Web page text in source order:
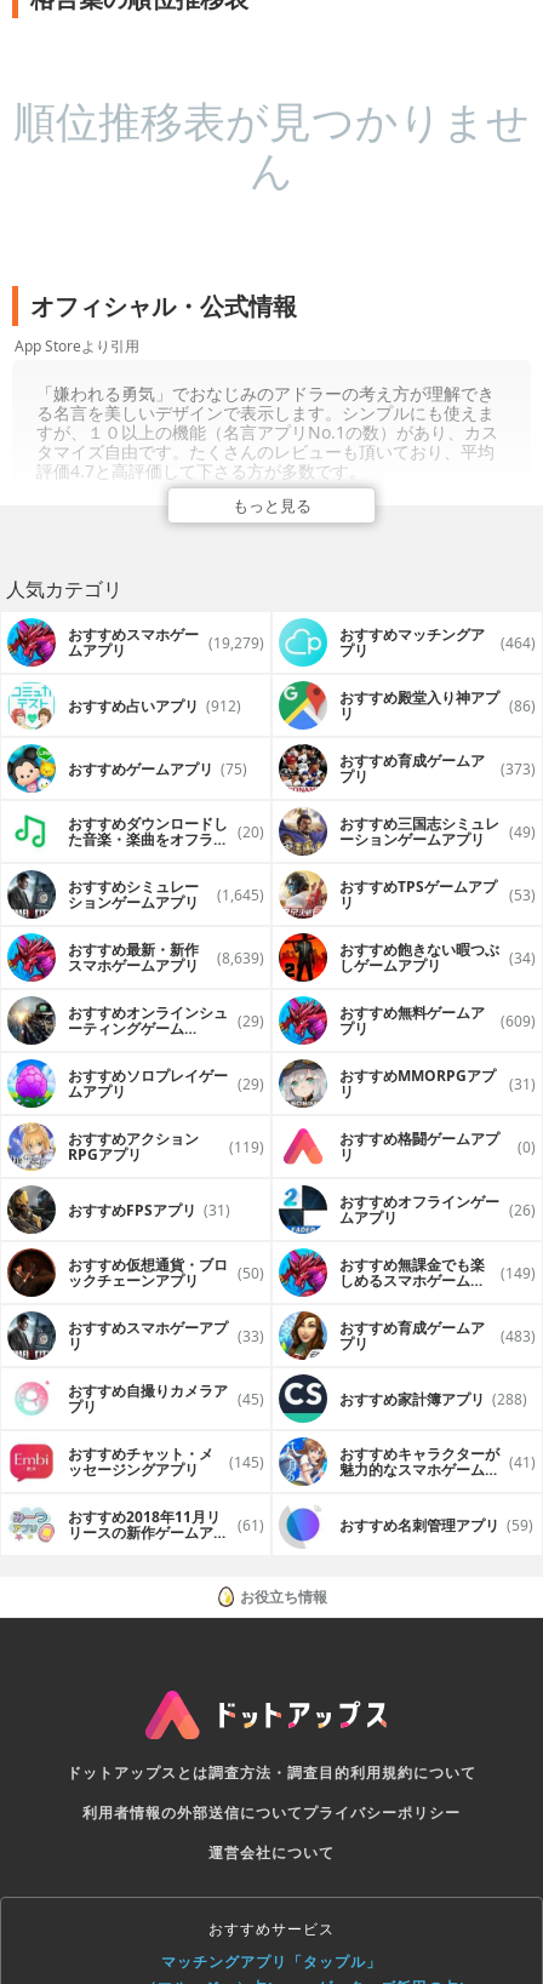
順位推移表が見つかりませ
ん
オフィシャル・公式情報
App Storeより引用
もっと見る
「嫌われる勇気」でおなじみのアドラーの考え方が理解でき
る名言を美しいデザインで表示します。シンプルにも使えま
すが、１０以上の機能（名言アプリNo.1の数）があり、カス
タマイズ自由です。たくさんのレビューも頂いており、平均
評価4.7と高評価して下さる方が多数です。
人気カテゴリ
おすすめスマホゲー
ムアプリ (19,279) おすすめマッチングア
プリ (464)
おすすめ占いアプリ (912) おすすめ殿堂入り神アプ
リ (86)
おすすめゲームアプリ (75) おすすめ育成ゲームア
プリ (373)
おすすめダウンロードし
た音楽・楽曲をオフライ (20) おすすめ三国志シミュレ
ーションゲームアプリ (49)
おすすめシミュレー
ションゲームアプリ (1,645) おすすめTPSゲームアプ
リ (53)
おすすめ最新・新作
スマホゲームアプリ (8,639) おすすめ飽きない暇つぶ
しゲームアプリ (34)
おすすめオンラインシュ
ーティングゲーム (29) おすすめ無料ゲームア
プリ (609)
おすすめソロプレイゲー
ムアプリ (29) おすすめ MMORPGアプ
リ (31)
おすすめアクション
RPGアプリ (119) おすすめ格闘ゲームアプ
リ (0)
おすすめFPSアプリ (31) おすすめオフラインゲー
ムアプリ (26)
おすすめ仮想通貨・ブロ
ックチェーンアプリ (50) おすすめ無課金でも楽
しめるスマホゲームア (149)
おすすめスマホゲーアプ
リ (33) おすすめ育成ゲームア
プリ (483)
おすすめ自撮りカメラア
プリ (45) おすすめ家計簿アプリ (288)
おすすめチャット・メ
ッセージングアプリ (145) おすすめキャラクターが
魅力的なスマホゲームア (41)
おすすめ2018年11月リ
リースの新作ゲームアプ (61) おすすめ名刺管理アプリ (59)
お役立ち情報
ドットアップスとは調査方法・調査目的利用規約について
利用者情報の外部送信についてプライバシーポリシー
運営会社について
おすすめサービス
マッチングアプリ「タップル」